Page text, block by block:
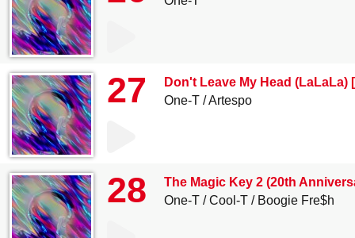
27
Don't Leave My Head (LaLaLa)
One-T
Artespo
28
The Magic Key 2 (20th
One-T
Cool-T Boogie Fre$h